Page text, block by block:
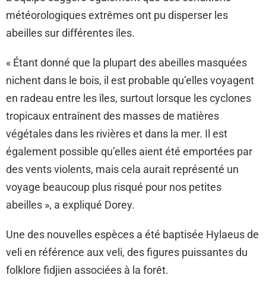
météorologiques extrêmes ont pu disperser les
abeilles sur différentes îles.
« Étant donné que la plupart des abeilles masquées
nichent dans le bois, il est probable qu’elles voyagent
en radeau entre les îles, surtout lorsque les cyclones
tropicaux entraînent des masses de matières
végétales dans les rivières et dans la mer. Il est
également possible qu’elles aient été emportées par
des vents violents, mais cela aurait représenté un
voyage beaucoup plus risqué pour nos petites
abeilles », a expliqué Dorey.
Une des nouvelles espèces a été baptisée Hylaeus de
veli en référence aux veli, des figures puissantes du
folklore fidjien associées à la forêt.